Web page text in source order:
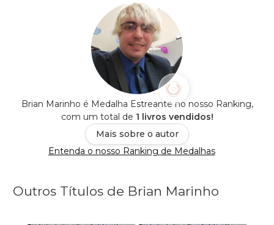
Brian Marinho é Medalha Estreante no nosso Ranking,
com um total de 1 livros vendidos!
Mais sobre o autor
Entenda o nosso Ranking de Medalhas
Outros Títulos de Brian Marinho